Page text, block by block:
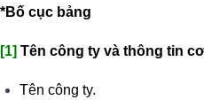
*Bố cục bảng
[1] Tên công ty và thông tin
Tên công ty.